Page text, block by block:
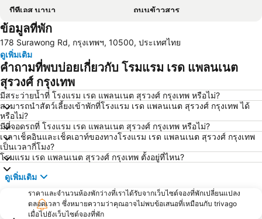
บีทีเอส นานา
ถนนข้าวสาร
Suphachalasai Stadium
ล่องเรือแม่น้ำเจ้าพระยา และวัดอรุณ
สยามพารากอน
สยามสแควร์
วัดอรุณ
สถานีรถไฟหัวลำโพง
บีทีเอส พร้อมพงษ์
บีทีเอส หมอชิต
บีทีเอส อารีย์
บีทีเอส พญาไท
เดอะมอลล์บางกะปิ
พระราชวังสวนดุสิต
Lumphini-Park
บีทีเอส ศาลาแดง
เทอร์มินอล 21
บีทีเอส อ่อนนุช
บีทีเอส ราชเทวี
บีทีเอส เพลินจิต
ข้อมูลที่พัก
178 Surawong Rd, กรุงเทพฯ, 10500, ประเทศไทย
ดูเพิ่มเติม
คำถามที่พบบ่อยเกี่ยวกับ โรมแรม เรด แพลนเนต
สุรวงศ์ กรุงเทพ
มีสระว่ายน้ำที่ โรงแรม เรด แพลนเนต สุรวงศ์ กรุงเทพ หรือไม่?
สามารถนำสัตว์เลี้ยงเข้าพักที่โรงแรม เรด แพลนเนต สุรวงศ์ กรุงเทพ ได้
หรือไม่?
มีที่จอดรถที่ โรงแรม เรด แพลนเนต สุรวงศ์ กรุงเทพ หรือไม่?
เวลาเช็คอินและเช็คเอาท์ของทางโรงแรม เรด แพลนเนต สุรวงศ์ กรุงเทพ
เป็นเวลากี่โมง?
โรมแรม เรด แพลนเนต สุรวงศ์ กรุงเทพ ตั้งอยู่ที่ไหน?
ดูเพิ่มเติม
ราคาและจำนวนห้องพักว่างที่เราได้รับจากเว็บไซต์จองที่พักเปลี่ยนแปลง
ตลอดเวลา ซึ่งหมายความว่าคุณอาจไม่พบข้อเสนอที่เหมือนกับ trivago
เมื่อไปยังเว็บไซต์จองที่พัก